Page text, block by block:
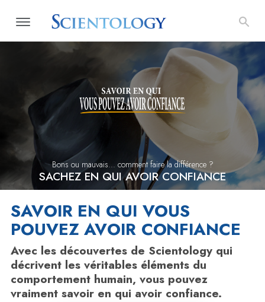
Bons ou mauvais... comment faire la différence ?
SACHEZ EN QUI AVOIR CONFIANCE
SAVOIR EN QUI VOUS
POUVEZ AVOIR CONFIANCE
Avec les découvertes de Scientology qui
décrivent les véritables éléments du
comportement humain, vous pouvez
vraiment savoir en qui avoir confiance.